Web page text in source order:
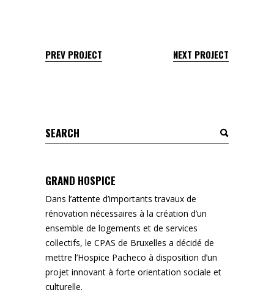
PREV PROJECT NEXT PROJECT
Search
for:
GRAND HOSPICE
Dans l’attente d’importants travaux de
rénovation nécessaires à la création d’un
ensemble de logements et de services
collectifs, le CPAS de Bruxelles a décidé de
mettre l’Hospice Pacheco à disposition d’un
projet innovant à forte orientation sociale et
culturelle.